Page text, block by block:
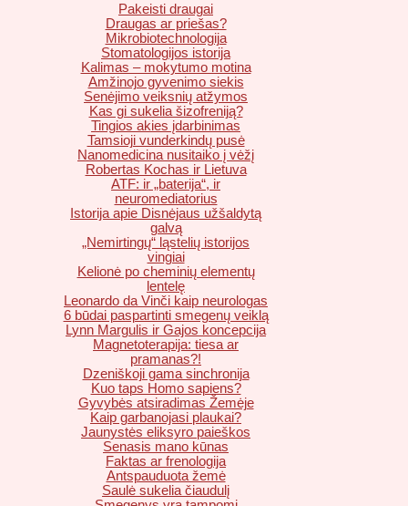
Pakeisti draugai
Draugas ar priešas?
Mikrobiotechnologija
Stomatologijos istorija
Kalimas – mokytumo motina
Amžinojo gyvenimo siekis
Senėjimo veiksnių atžymos
Kas gi sukelia šizofreniją?
Tingios akies įdarbinimas
Tamsioji vunderkindų pusė
Nanomedicina nusitaiko į vėžį
Robertas Kochas ir Lietuva
ATF: ir „baterija“, ir
neuromediatorius
Istorija apie Disnėjaus užšaldytą
galvą
„Nemirtingų“ ląstelių istorijos
vingiai
Kelionė po cheminių elementų
lentelę
Leonardo da Vinči kaip neurologas
6 būdai paspartinti smegenų veiklą
Lynn Margulis ir Gajos koncepcija
Magnetoterapija: tiesa ar
pramanas?!
Dzeniškoji gama sinchronija
Kuo taps Homo sapiens?
Gyvybės atsiradimas Žemėje
Kaip garbanojasi plaukai?
Jaunystės eliksyro paieškos
Senasis mano kūnas
Faktas ar frenologija
Antspauduota žemė
Saulė sukelia čiaudulį